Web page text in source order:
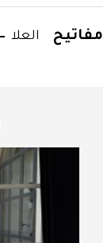
مفاتيح العلا